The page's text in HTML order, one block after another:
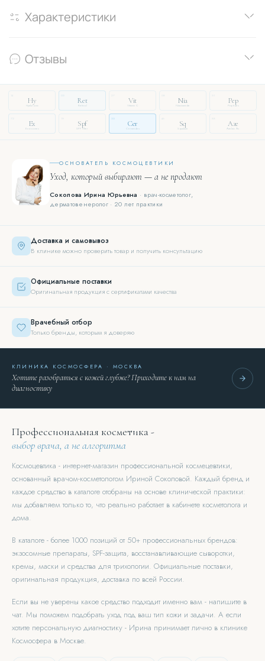
Характеристики
Отзывы
14
Hy
Hyaluronic
Ret
Retinol
Vit
Vitamin C
Nia
Niacinamide
Pep
Peptides
Ex
Exosomes
Spf
SPF Filter
33
Cer
Ceramides
46
Sq
Squalane
Aze
Azelaic Ac.
ОСНОВАТЕЛЬ КОСМОЦЕВТИКИ
Уход, который выбирают — а не продают
Соколова Ирина Юрьевна · врач-косметолог,
дерматовенеролог · 20 лет практики
Доставка и самовывоз
В клинике можно проверить товар и получить консультацию
Официальные поставки
Оригинальная продукция с сертификатами качества
Врачебный отбор
Только бренды, которым я доверяю
КЛИНИКА КОСМОСФЕРА · МОСКВА
Хотите разобраться с кожей глубже? Приходите к нам на
диагностику
Профессиональная косметика -
выбор врача, а не алгоритма
Космоцевтика - интернет-магазин профессиональной космецевтики,
основанный врачом-косметологом Ириной Соколовой. Каждый бренд и
каждое средство в каталоге отобраны на основе клинической практики:
мы добавляем только то, что реально работает в кабинете косметолога и
дома.
В каталоге - более 1000 позиций от 50+ профессиональных брендов:
экзосомные препараты, SPF-защита, восстанавливающие сыворотки,
кремы, маски и средства для трихологии. Официальные поставки,
оригинальная продукция, доставка по всей России.
Если вы не уверены какое средство подходит именно вам - напишите в
чат. Мы поможем подобрать уход под ваш тип кожи и задачи. А если
хотите персональную диагностику - Ирина принимает лично в клинике
Космосфера в Москве.